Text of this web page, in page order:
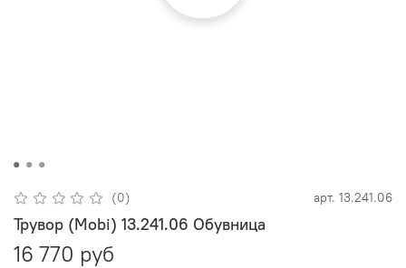
(0) арт. 13.241.06
Трувор (Mobi) 13.241.06 Обувница
16 770 руб